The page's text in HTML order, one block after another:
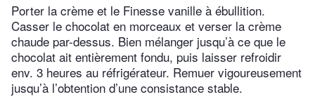
Porter la crème et le Finesse vanille à ébullition.
Casser le chocolat en morceaux et verser la crème
chaude par-dessus. Bien mélanger jusqu’à ce que le
chocolat ait entièrement fondu, puis laisser refroidir
env. 3 heures au réfrigérateur. Remuer vigoureusement
jusqu’à l’obtention d’une consistance stable.